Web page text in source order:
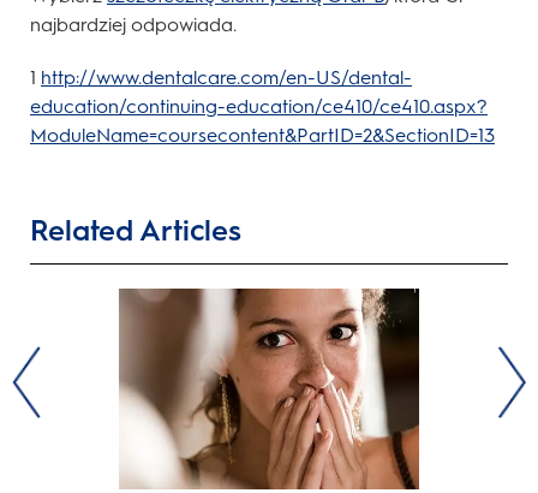
najbardziej odpowiada.
1 http://www.dentalcare.com/en-US/dental-
education/continuing-education/ce410/ce410.aspx?
ModuleName=coursecontent&PartID=2&SectionID=13
Related Articles